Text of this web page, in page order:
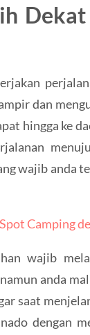
dan
hingga ke
wajib anda
Camping
wajib
anda
saat
dengan